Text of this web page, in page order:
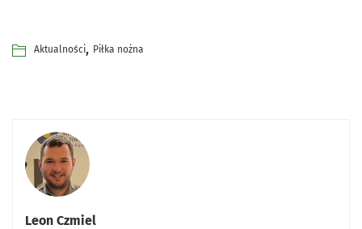
Aktualności, Piłka nożna
Leon Czmiel